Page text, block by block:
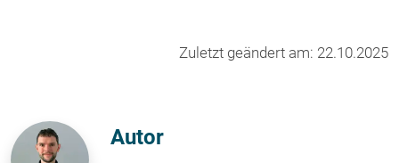
Zuletzt geändert am: 22.10.2025
Autor